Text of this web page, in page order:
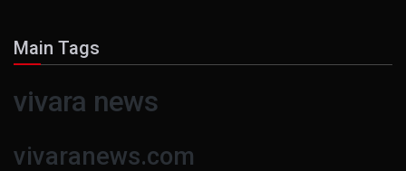
Main Tags
vivara news
vivaranews.com